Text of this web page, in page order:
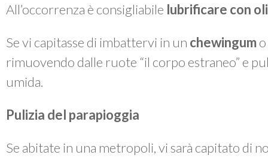
All’occorrenza è consigliabile lubrificare con
Se vi capitasse di imbattervi in un chewingumo
rimuovendo dalle ruote “il corpo estraneo” e
umida.
Pulizia del parapioggia
Se abitate in una metropoli, vi sarà capitato di